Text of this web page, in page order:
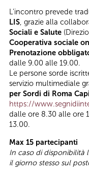
L'incontro prevede
LIS, grazie alla
Sociali e Salute
Cooperativa sociale
Prenotazione
dalle 9.00 alle 19.00.
Le persone sorde
servizio multimediale
per Sordi di Roma
https://
dalle ore 8.30 alle ore
13.00.
Max 15 partecipanti
In caso di disponibilità
il giorno stesso sul